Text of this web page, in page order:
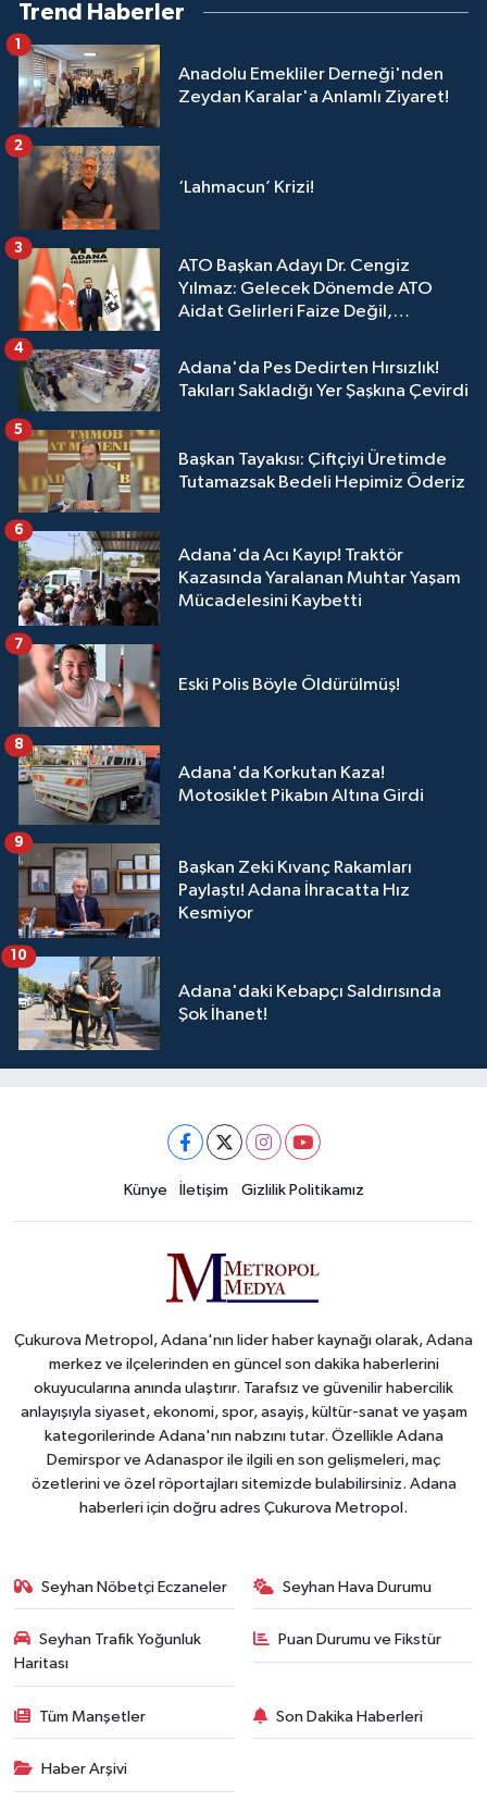
Trend Haberler
Anadolu Emekliler Derneği'nden
Zeydan Karalar'a Anlamlı Ziyaret!
1
‘Lahmacun’ Krizi!
2
ATO Başkan Adayı Dr. Cengiz
Yılmaz: Gelecek Dönemde ATO
Aidat Gelirleri Faize Değil,
3
Adana'da Pes Dedirten Hırsızlık!
Takıları Sakladığı Yer Şaşkına Çevirdi
4
Başkan Tayakısı: Çiftçiyi Üretimde
Tutamazsak Bedeli Hepimiz Öderiz
5
Adana'da Acı Kayıp! Traktör
Kazasında Yaralanan Muhtar Yaşam
Mücadelesini Kaybetti
6
Eski Polis Böyle Öldürülmüş!
7
Adana'da Korkutan Kaza!
Motosiklet Pikabın Altına Girdi
8
Başkan Zeki Kıvanç Rakamları
Paylaştı! Adana İhracatta Hız
Kesmiyor
9
Adana'daki Kebapçı Saldırısında
Şok İhanet!
10
Künye İletişim Gizlilik Politikamız
Çukurova Metropol, Adana'nın lider haber kaynağı olarak, Adana
merkez ve ilçelerinden en güncel son dakika haberlerini
okuyucularına anında ulaştırır. Tarafsız ve güvenilir habercilik
anlayışıyla siyaset, ekonomi, spor, asayiş, kültür-sanat ve yaşam
kategorilerinde Adana'nın nabzını tutar. Özellikle Adana
Demirspor ve Adanaspor ile ilgili en son gelişmeleri, maç
özetlerini ve özel röportajları sitemizde bulabilirsiniz. Adana
haberleri için doğru adres Çukurova Metropol.
Seyhan Nöbetçi Eczaneler Seyhan Hava Durumu
Seyhan Trafik Yoğunluk
Haritası
Puan Durumu ve Fikstür
Tüm Manşetler Son Dakika Haberleri
Haber Arşivi